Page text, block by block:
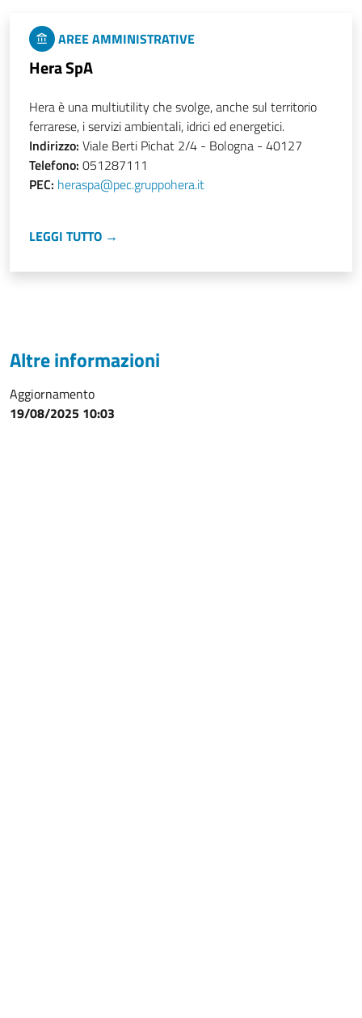
AREE AMMINISTRATIVE
Hera SpA
Hera è una multiutility che svolge, anche sul territorio
ferrarese, i servizi ambientali, idrici ed energetici.
Indirizzo: Viale Berti Pichat 2/4 - Bologna - 40127
Telefono: 051287111
PEC: heraspa@pec.gruppohera.it
LEGGI TUTTO →
Altre informazioni
Aggiornamento
19/08/2025 10:03